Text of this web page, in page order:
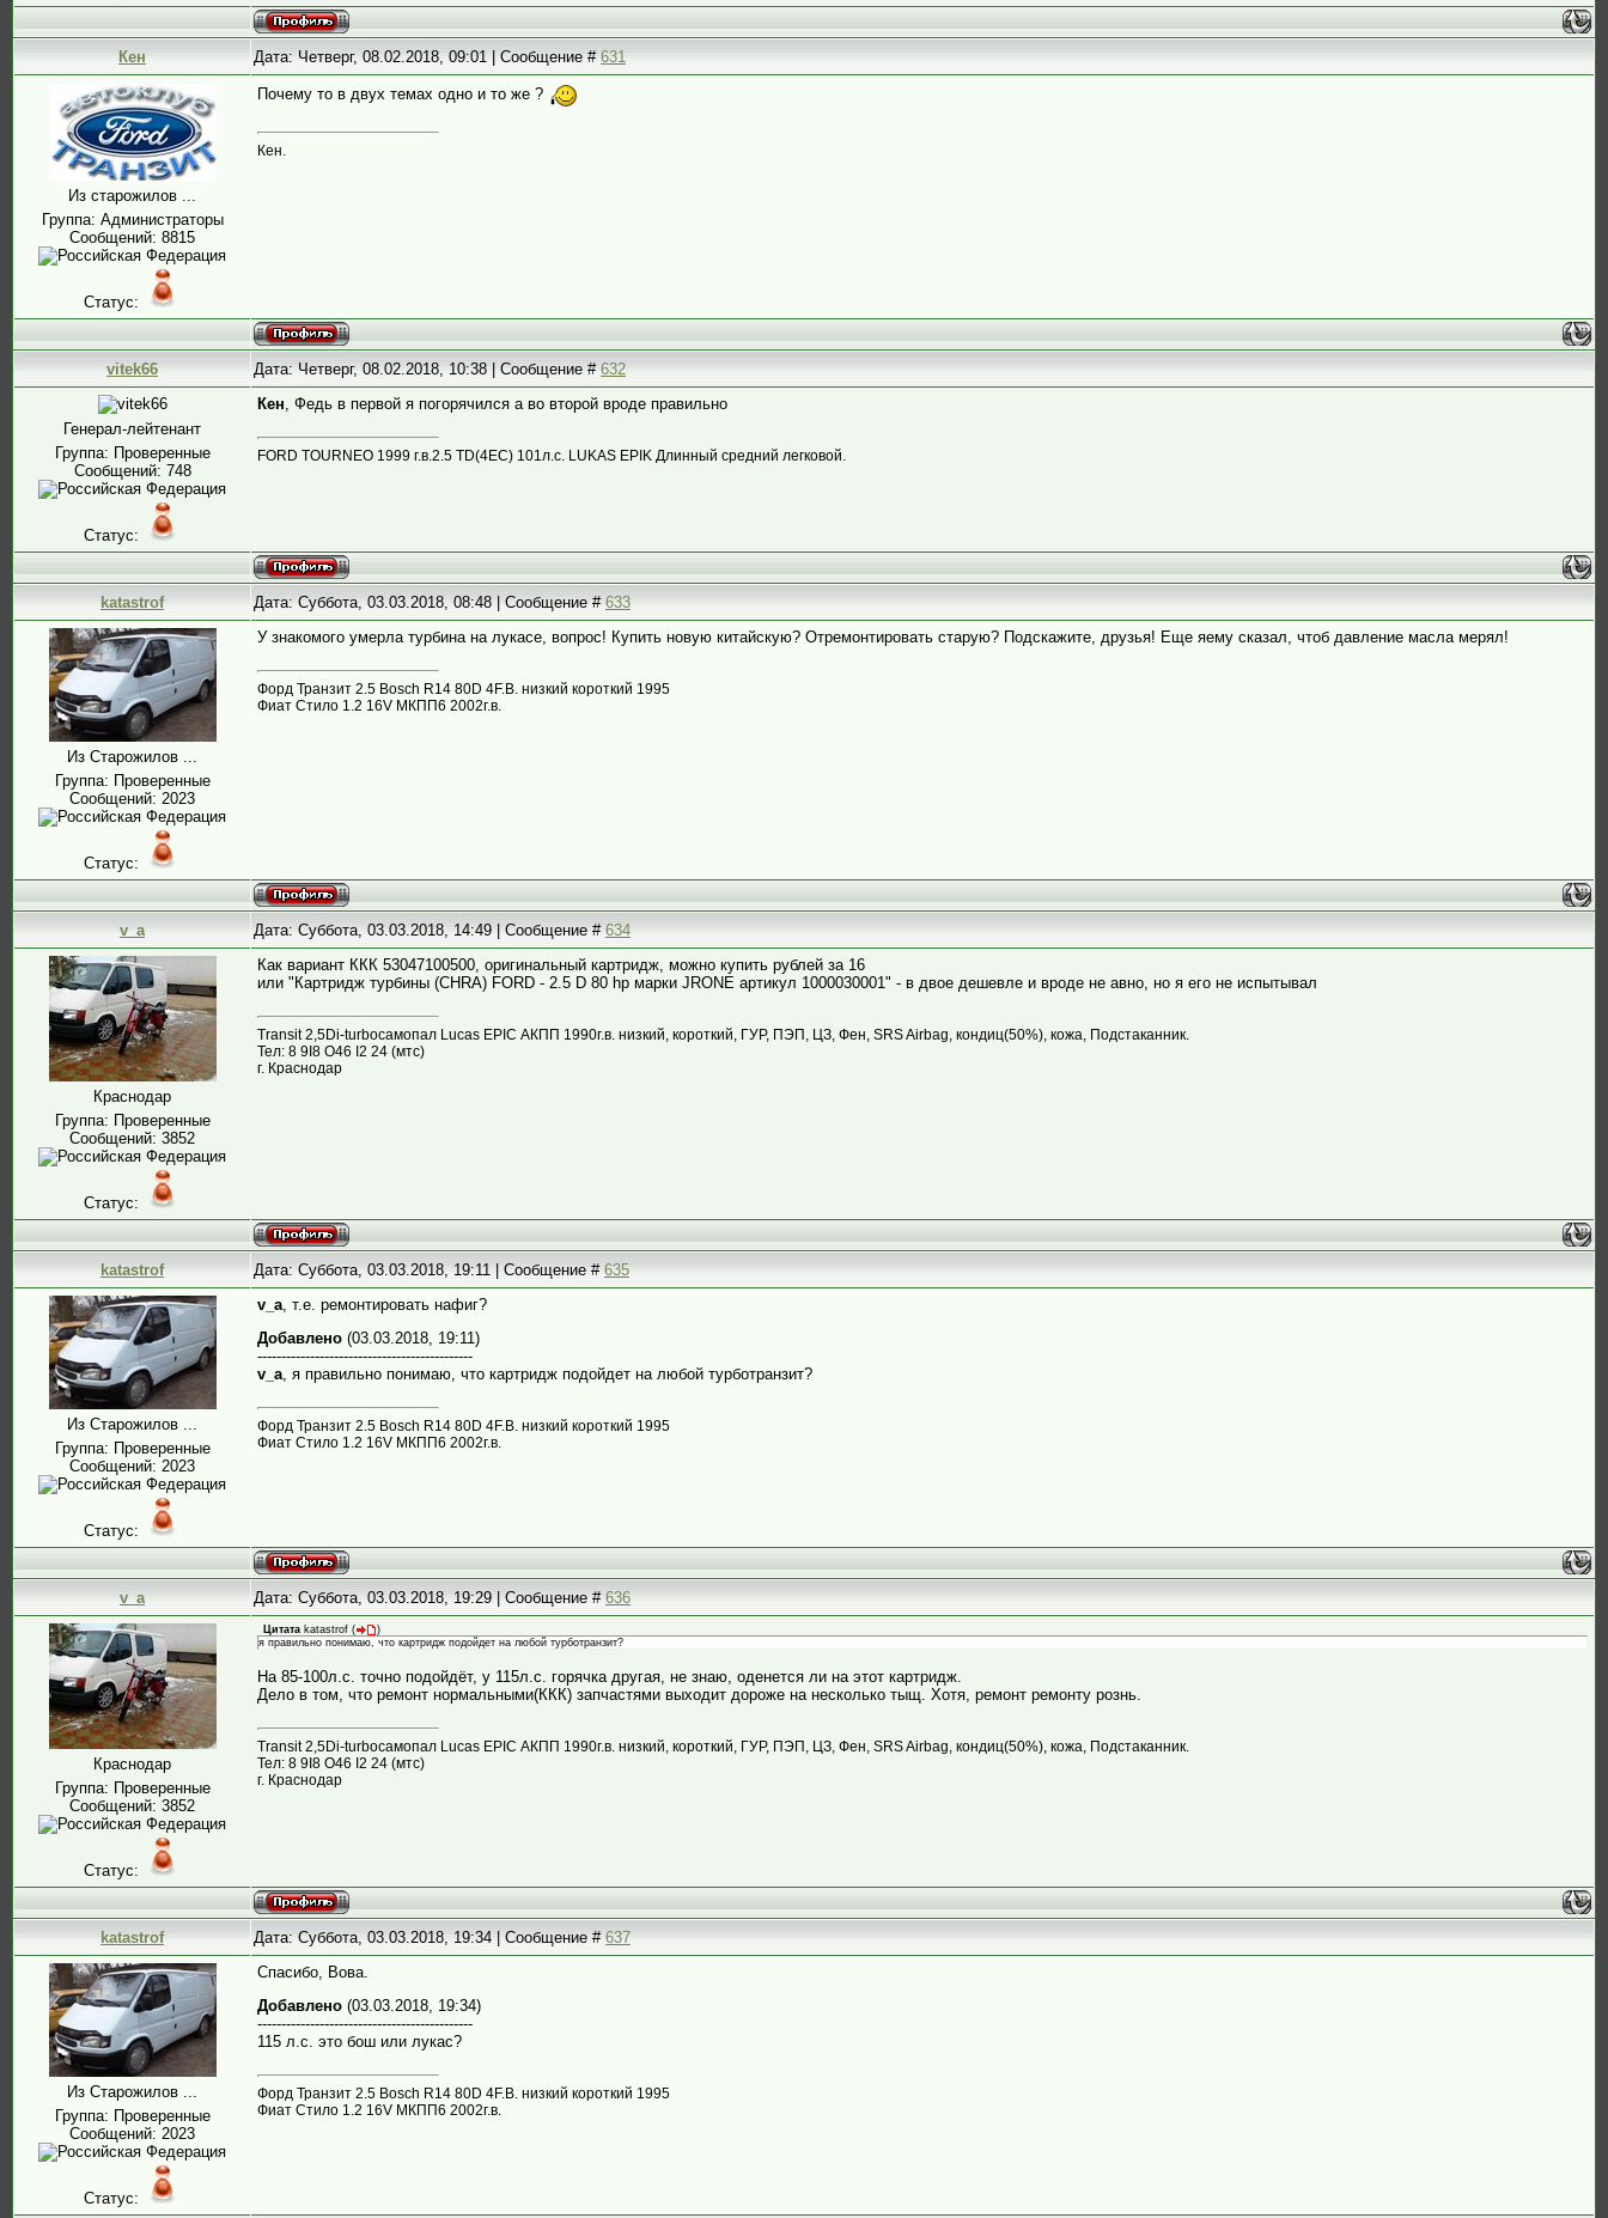
Кен Дата: Четверг, 08.02.2018, 09:01 | Сообщение #631
Из старожилов ...
Группа: Администраторы
Сообщений: 8815
Статус:
Почему то в двух темах одно и то же ?
Кен.
vitek66 Дата: Четверг, 08.02.2018, 10:38 | Сообщение #632
Генерал-лейтенант
Группа: Проверенные
Сообщений: 748
Статус:
Кен, Федь в первой я погорячился а во второй вроде правильно
FORD TOURNEO 1999 г.в.2.5 ТD(4EC) 101л.с. LUKAS EPIK Длинный средний легковой.
katastrof Дата: Суббота, 03.03.2018, 08:48 | Сообщение #633
Из Старожилов ...
Группа: Проверенные
Сообщений: 2023
Статус:
У знакомого умерла турбина на лукасе, вопрос! Купить новую китайскую? Отремонтировать старую? Подскажите, друзья! Еще яему сказал, чтоб давление масла мерял!
Форд Транзит 2.5 Bosch R14 80D 4F.B. низкий короткий 1995
Фиат Стило 1.2 16V МКПП6 2002г.в.
v_a Дата: Суббота, 03.03.2018, 14:49 | Сообщение #634
Краснодар
Группа: Проверенные
Сообщений: 3852
Статус:
Как вариант ККК 53047100500, оригинальный картридж, можно купить рублей за 16
или "Картридж турбины (CHRA) FORD - 2.5 D 80 hp марки JRONE артикул 1000030001" - в двое дешевле и вроде не авно, но я его не испытывал
Transit 2,5Di-turboсамопал Lucas EPIC АКПП 1990г.в. низкий, короткий, ГУР, ПЭП, ЦЗ, Фен, SRS Airbag, кондиц(50%), кожа, Подстаканник.
Тел: 8 9I8 О46 I2 24 (мтс)
г. Краснодар
katastrof Дата: Суббота, 03.03.2018, 19:11 | Сообщение #635
Из Старожилов ...
Группа: Проверенные
Сообщений: 2023
Статус:
v_a, т.е. ремонтировать нафиг?
Добавлено (03.03.2018, 19:11)
---------------------------------------------
v_a, я правильно понимаю, что картридж подойдет на любой турботранзит?
Форд Транзит 2.5 Bosch R14 80D 4F.B. низкий короткий 1995
Фиат Стило 1.2 16V МКПП6 2002г.в.
v_a Дата: Суббота, 03.03.2018, 19:29 | Сообщение #636
Краснодар
Группа: Проверенные
Сообщений: 3852
Статус:
Цитата katastrof (
)
я правильно понимаю, что картридж подойдет на любой турботранзит?
На 85-100л.с. точно подойдёт, у 115л.с. горячка другая, не знаю, оденется ли на этот картридж.
Дело в том, что ремонт нормальными(ККК) запчастями выходит дороже на несколько тыщ. Хотя, ремонт ремонту рознь.
Transit 2,5Di-turboсамопал Lucas EPIC АКПП 1990г.в. низкий, короткий, ГУР, ПЭП, ЦЗ, Фен, SRS Airbag, кондиц(50%), кожа, Подстаканник.
Тел: 8 9I8 О46 I2 24 (мтс)
г. Краснодар
katastrof Дата: Суббота, 03.03.2018, 19:34 | Сообщение #637
Из Старожилов ...
Группа: Проверенные
Сообщений: 2023
Статус:
Спасибо, Вова.
Добавлено (03.03.2018, 19:34)
---------------------------------------------
115 л.с. это бош или лукас?
Форд Транзит 2.5 Bosch R14 80D 4F.B. низкий короткий 1995
Фиат Стило 1.2 16V МКПП6 2002г.в.